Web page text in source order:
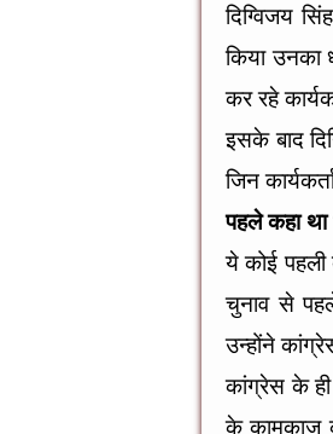
दिग्विजय
किया उनका
कर रहे
इसके बाद
जिन
पहले कहा था
ये कोई पहली
चुनाव से
उन्होंने
कांग्रेस के
के कामकाज